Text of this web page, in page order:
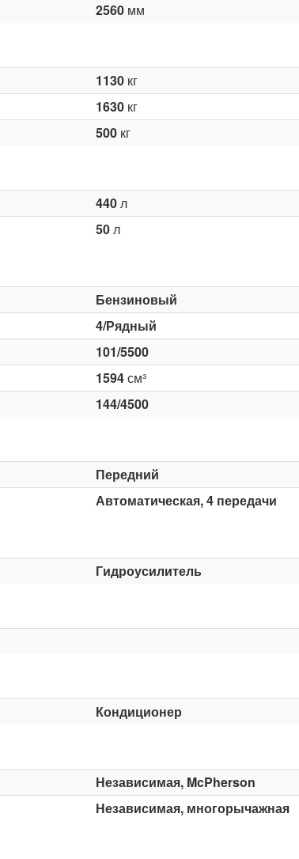
2560мм
1130кг
1630кг
500кг
440л
50л
Бензиновый
4/Рядный
101/5500
1594см³
144/4500
Передний
Автоматическая, 4 передачи
Гидроусилитель
Кондиционер
Независимая, McPherson
Независимая, многорычажная